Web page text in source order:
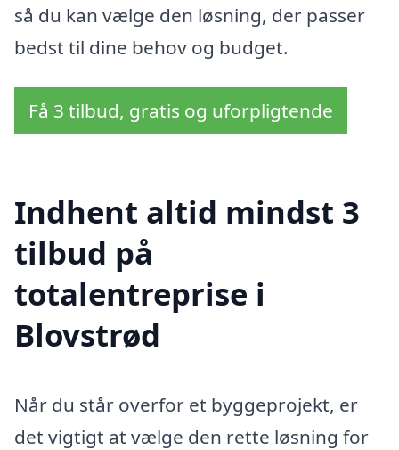
så du kan vælge den løsning, der passer
bedst til dine behov og budget.
Få 3 tilbud, gratis og uforpligtende
Indhent altid mindst 3
tilbud på
totalentreprise i
Blovstrød
Når du står overfor et byggeprojekt, er
det vigtigt at vælge den rette løsning for